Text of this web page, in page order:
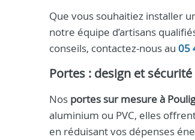
Que vous souhaitiez installer
notre équipe d’artisans
conseils, contactez-nous au 05
Portes : design et
Nos portes sur mesure à
aluminium ou PVC, elles
en réduisant vos dépenses